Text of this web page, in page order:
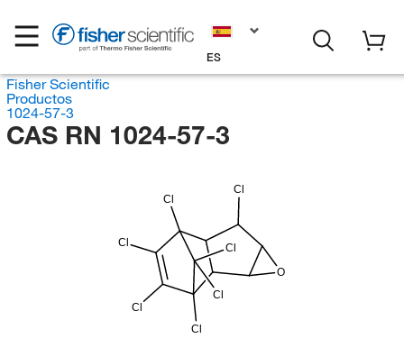
ES
Fisher Scientific
Productos
1024-57-3
CAS RN 1024-57-3
Cl
O
Cl
Cl
Cl
Cl
Cl
Cl